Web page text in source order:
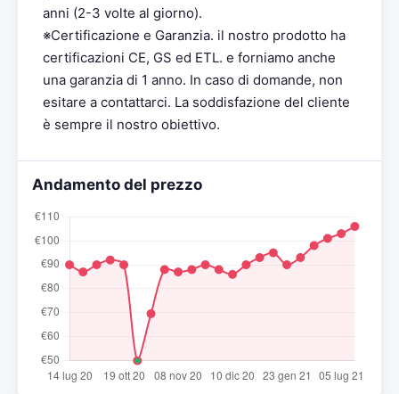
anni (2-3 volte al giorno).
※Certificazione e Garanzia. il nostro prodotto ha
certificazioni CE, GS ed ETL. e forniamo anche
una garanzia di 1 anno. In caso di domande, non
esitare a contattarci. La soddisfazione del cliente
è sempre il nostro obiettivo.
Andamento del prezzo